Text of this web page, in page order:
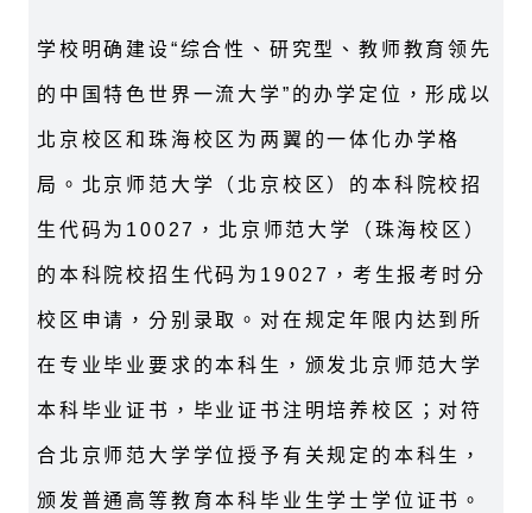
学校明确建设“综合性、研究型、教师教育领先
的中国特色世界一流大学”的办学定位，形成以
北京校区和珠海校区为两翼的一体化办学格
局。北京师范大学（北京校区）的本科院校招
生代码为10027，北京师范大学（珠海校区）
的本科院校招生代码为19027，考生报考时分
校区申请，分别录取。对在规定年限内达到所
在专业毕业要求的本科生，颁发北京师范大学
本科毕业证书，毕业证书注明培养校区；对符
合北京师范大学学位授予有关规定的本科生，
颁发普通高等教育本科毕业生学士学位证书。